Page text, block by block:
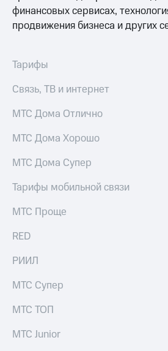
Покупка
полисов
МТС
МТС
Накопления
Откладывайте
деньги
доход 15%
Пополнить
номер
МТС
Настройки
автоплатежа
Тарифы
RED,
с карты
МТС Деньги
Обзоры
товаров
Скидки
до 40%
на смартфоны
покупке
финансовых сервисах,
продвижения бизнеса и других
Тарифы
Связь, ТВ и интернет
МТС Дома Отлично
МТС Дома Хорошо
МТС Дома Супер
Тарифы мобильной связи
МТС Проще
RED
РИИЛ
МТС Супер
МТС ТОП
МТС Junior